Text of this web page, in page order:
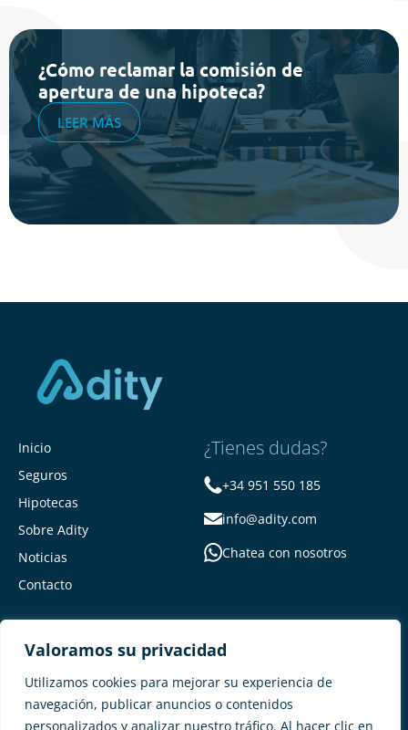
Valoramos su privacidad
Utilizamos cookies para mejorar su experiencia de
navegación, publicar anuncios o contenidos
personalizados y analizar nuestro tráfico. Al hacer clic en
¿Cómo reclamar la comisión de
apertura de una hipoteca?
LEER MÁS
Inicio
Seguros
Hipotecas
Sobre Adity
Noticias
Contacto
¿Tienes dudas?
+34 951 550 185
info@adity.com
Chatea con nosotros